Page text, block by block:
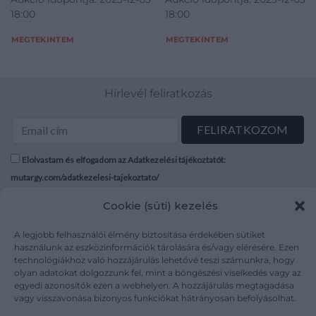
Cookie (süti) kezelés
A legjobb felhasználói élmény biztosítása érdekében sütiket
használunk az eszközinformációk tárolására és/vagy elérésére. Ezen
technológiákhoz való hozzájárulás lehetővé teszi számunkra, hogy
olyan adatokat dolgozzunk fel, mint a böngészési viselkedés vagy az
egyedi azonosítók ezen a webhelyen. A hozzájárulás megtagadása
vagy visszavonása bizonyos funkciókat hátrányosan befolyásolhat.
18:00
MEGTEKINTEM
m. kir. budapesti I. honvéd
hadtest parancsnoka
18:00
MEGTEKINTEM
Hírlevél feliratkozás
Elolvastam és elfogadom az Adatkezelési tájékoztatót:
mutargy.com/adatkezelesi-tajekoztato/
Médiaajánlat
Karrier
Kapcsolat
Áraink
ÁSZF
Adatvédelem
Impresszum